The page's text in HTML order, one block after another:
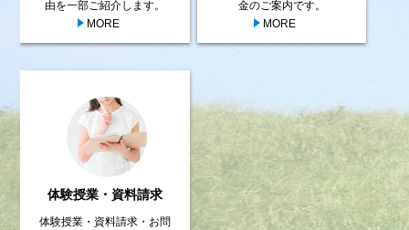
由を一部ご紹介します。
MORE
金のご案内です。
MORE
体験授業・資料請求
体験授業・資料請求・お問